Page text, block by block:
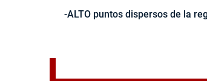
-ALTO puntos dispersos de la